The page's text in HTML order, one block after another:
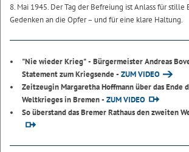
8. Mai 1945. Der Tag der Befreiung ist Anlass für stille
Gedenken an die Opfer – und für eine klare Haltung.
"Nie wieder Krieg" - Bürgermeister Andreas
Statement zum Kriegsende - ZUM VIDEO
Zeitzeugin Margaretha Hoffmann über das Ende
Weltkrieges in Bremen - ZUM VIDEO
So überstand das Bremer Rathaus den zweiten